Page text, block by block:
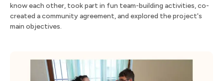
know each other, took part in fun team-building activities, co-
created a community agreement, and explored the project's
main objectives. ​​​​‌ ‍ ​‍​‍‌‍ ‌ ​‍‌‍‍‌‌‍‌ ‌‍‍‌‌‍ ‍​‍​‍​ ‍‍​‍​‍‌ ​ ‌‍​‌‌‍ ‍‌‍‍‌‌ ‌​‌ ‍‌​‍ ‍‌‍‍‌‌‍ ​‍​‍​‍ ​​‍​‍‌‍‍​‌ ​‍‌‍‌‌‌‍‌‍​‍​‍​ ‍‍​‍​‍​‍ ‌ ​ ‌ ‌​‌ ‌‌‌‍‌​‌‍‍‌‌‍ ​‍ ‌‍‍‌‌‍ ‍‌ ‌​‌‍‌‌‌‍ ‍‌ ‌​​‍ ‌‍‌‌‌‍‌​‌‍‍‌‌ ‌​​‍ ‌‍ ‌‌‍ ‌‍‌​‌‍‌‌​ ‌‌ ​​‌ ​‍‌‍‌‌‌ ​ ‌‍‌‌‌‍ ‍‌ ‌​‌‍​‌‌ ‌​‌‍‍‌‌‍ ‌‍ ‍​ ‍ ‌‍‍‌‌‍‌​​ ‌‌‍‌‌‌‍​‍​ ​‌​ ‌​​ ‌ ​ ‌ ​ ​​‌‍‌‍​‍ ‌‌‍​‍​ ​​​ ‌‍​ ​‌​‍ ‌​ ‌​‌‍‌‌​ ​​‌‍‌‍​‍ ‌​ ‍‌​ ​​​ ‌‌​ ​ ​‍ ‌​ ‌​​ ‌‍‌‍​‌​ ​‌‌‍‌​‌‍‌‍​ ‌ ​ ​‌‌‍‌‌‌‍​ ‌‍‌‍‌‍​ ​ ‍ ‌ ‌​‌ ‍‌‌ ​​‌‍‌‌​ ‌‌ ​​‌ ​‍‌‍ ‌‍‍‍‌‍‌‌‌‍​ ‌ ‌​​ ‍ ‌ ​​‌‍​‌‌ ‌​‌‍‍​​ ‌‌‍‍ ‌‍‌‌‌ ‍‌‌​​‌‌‍​ ‌ ‌​‌‍‍‌‌ ‌‍‌‍‍‌‌ ‌​‌‍‍‌‌‍‌‌‌ ​ ​‍‌‌​ ‌‌‌​​‍‌‌ ‌‍‍ ‌‍‌‌‌ ‍‌​‍‌‌​ ​ ‌​‌​​‍‌‌​ ​ ‌​‌​​‍‌‌​ ​‍​ ​‍​ ‌‌‌‍‌‍​ ​‌​ ‍​​ ‌​‌‍‌‍​ ‌​​ ​‌‌‍​‍​ ‍​​ ‍‌‌‍​‌​‍‌‌​ ​‍​ ​‍​‍‌‌​ ‌‌‌​‌​​‍ ‍‌‍‌​‌‍‌‌‌ ​ ‌‍​ ‌ ​‍‌‍‍‌‌ ​​‌ ‌​‌‍‍‌‌‍ ‌‍ ‍​ ‌‍​‍‌‍​‌‌ ​ ‌‍‌‌‌‌‌‌‌ ​‍‌‍ ​​ ‌​‍‌‌​ ​‍‌​‌‍‌ ​ ‌ ‌​‌ ‌‌‌‍‌​‌‍‍‌‌‍ ​‍‌‍‌‍‍‌‌‍‌​​ ‌‌‍‌‌‌‍​‍​ ​‌​ ‌​​ ‌ ​ ‌ ​ ​​‌‍‌‍​‍ ‌‌‍​‍​ ​​​ ‌‍​ ​‌​‍ ‌​ ‌​‌‍‌‌​ ​​‌‍‌‍​‍ ‌​ ‍‌​ ​​​ ‌‌​ ​ ​‍ ‌​ ‌​​ ‌‍‌‍​‌​ ​‌‌‍‌​‌‍‌‍​ ‌ ​ ​‌‌‍‌‌‌‍​ ‌‍‌‍‌‍​ ​‍‌‍‌ ‌​‌ ‍‌‌ ​​‌‍‌‌​ ‌‌ ​​‌ ​‍‌‍ ‌‍‍‍‌‍‌‌‌‍​ ‌ ‌​​‍‌‍‌ ​​‌‍​‌‌ ‌​‌‍‍​​ ‌‌‍‍ ‌‍‌‌‌ ‍‌‌​​‌‌‍​ ‌ ‌​‌‍‍‌‌ ‌‍‌‍‍‌‌ ‌​‌‍‍‌‌‍‌‌‌ ​ ​‍‌‌​ ‌‌‌​​‍‌‌ ‌‍‍ ‌‍‌‌‌ ‍‌​‍‌‌​ ​ ‌​‌​​‍‌‌​ ​ ‌​‌​​‍‌‌​ ​‍​ ​‍​ ‌‌‌‍‌‍​ ​‌​ ‍​​ ‌​‌‍‌‍​ ‌​​ ​‌‌‍​‍​ ‍​​ ‍‌‌‍​‌​‍‌‌​ ​‍​ ​‍​‍‌‌​ ‌‌‌​‌​​‍ ‍‌‍‌​‌‍‌‌‌ ​ ‌‍​ ‌ ​‍‌‍‍‌‌ ​​‌ ‌​‌‍‍‌‌‍ ‌‍ ‍​‍‌‍‌ ​​‌‍‌‌‌ ​‍‌ ​ ‌ ​​‌‍‌‌‌‍​ ‌ ‌​‌‍‍‌‌ ‌‍‌‍‌‌​ ‌‌ ​​‌ ‌‌‌‍​‍‌‍ ​‌‍‍‌‌ ​ ‌‍‍​‌‍‌‌‌‍‌​​‍​‍‌ ‌